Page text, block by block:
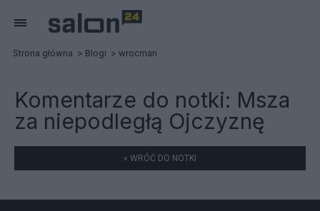
Strona główna Blogi wrocman
Komentarze do notki: Msza
za niepodległą Ojczyznę
« WRÓĆ DO NOTKI